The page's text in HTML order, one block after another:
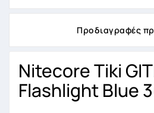
Προδιαγραφές
Nitecore Tiki
Flashlight Blue